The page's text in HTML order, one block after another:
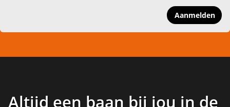
Aanmelden
Altijd een baan bij jou in de